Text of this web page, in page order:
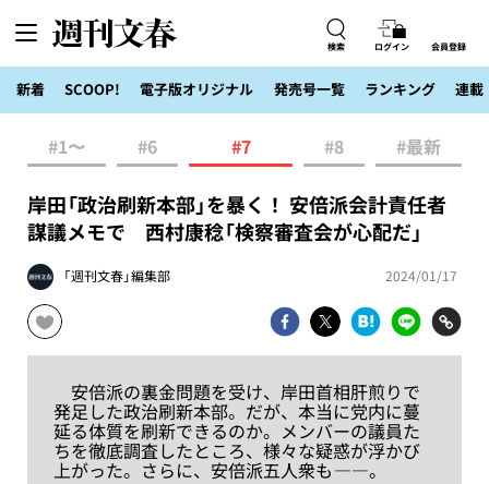
検索 ログイン 会員登録
新着 SCOOP! 電子版オリジナル 発売号一覧 ランキング 連載
#1〜 #6 #7 #8 #最新
岸田「政治刷新本部」を暴く！ 安倍派会計責任者
謀議メモで 西村康稔「検察審査会が心配だ」
「週刊文春」編集部 2024/01/17
安倍派の裏金問題を受け、岸田首相肝煎りで
発足した政治刷新本部。だが、本当に党内に蔓
延る体質を刷新できるのか。メンバーの議員た
ちを徹底調査したところ、様々な疑惑が浮かび
上がった。さらに、安倍派五人衆も ――。